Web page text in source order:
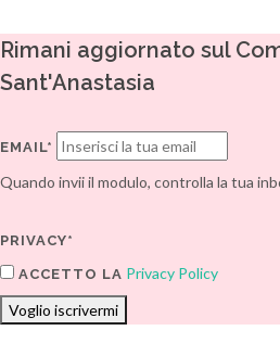
Rimani aggiornato sul
Sant'Anastasia
EMAIL*
Quando invii il modulo, controlla la tua
PRIVACY*
ACCETTO LA Privacy Policy
Voglio iscrivermi